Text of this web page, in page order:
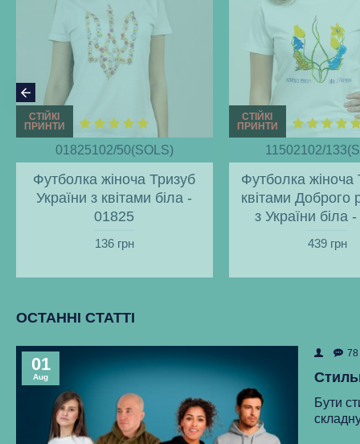
СТІЙКІ
ПРИНТИ
01825102/50(SOLS)
Футболка жіноча Тризуб
України з квітами біла -
01825
136 грн
СТІЙКІ
ПРИНТИ
11502102/
Футболка жіноча
квітами Доброго
з України біла
439 грн
ОСТАННІ СТАТТІ
01
Aug
78
Бути